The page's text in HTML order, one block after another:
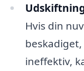
Hvis din
ineffektiv,